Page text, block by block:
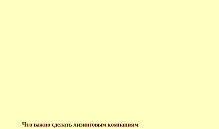
Что важно сделать лизинговым компаниям